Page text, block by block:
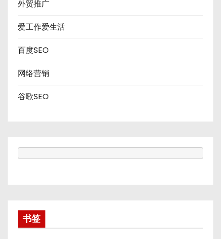
外贸推广
爱工作爱生活
百度SEO
网络营销
谷歌SEO
书签